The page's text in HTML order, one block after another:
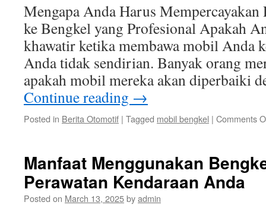
Mengapa Anda Harus
ke Bengkel yang Profesional Apakah
khawatir ketika membawa mobil Anda
Anda tidak sendirian. Banyak orang
apakah mobil mereka akan diperbaiki
Continue reading →
Posted in Berita Otomotif | Tagged mobil bengkel | Comments
Manfaat Menggunakan
Perawatan Kendaraan Anda
Posted on March 13, 2025byadmin